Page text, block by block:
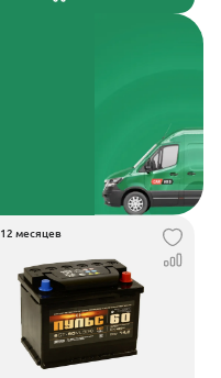
12 месяцев